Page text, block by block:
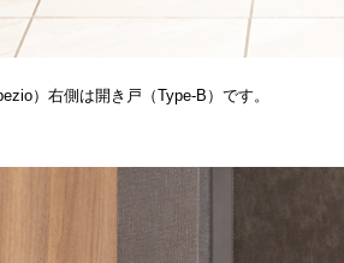
）右側は開き戸（Type-B）です。